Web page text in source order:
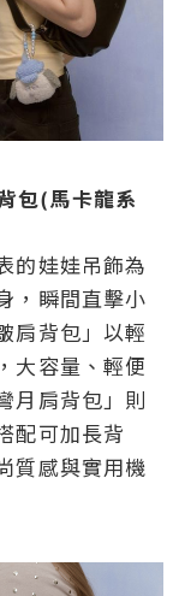
包(馬卡龍系
的娃娃吊飾為
，瞬間直擊小
肩背包」以輕
大容量、輕便
月肩背包」則
配可加長背
質感與實用機